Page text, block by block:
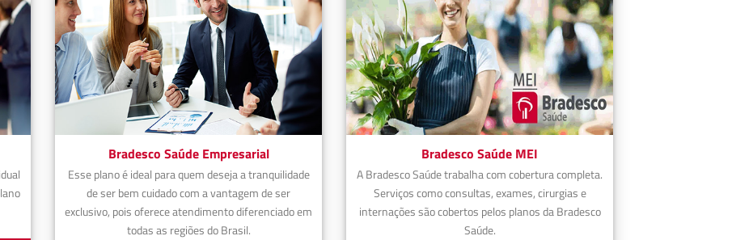
Bradesco Saúde Empresarial
Esse plano é ideal para quem deseja a tranquilidade
de ser bem cuidado com a vantagem de ser
exclusivo, pois oferece atendimento diferenciado em
todas as regiões do Brasil.
Bradesco Saúde MEI
A Bradesco Saúde trabalha com cobertura completa.
Serviços como consultas, exames, cirurgias e
internações são cobertos pelos planos da Bradesco
Saúde.